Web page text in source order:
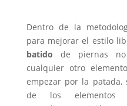
Dentro de la
para mejorar el estilo
batido de piernas
cualquier otro
empezar por la
de los elementos